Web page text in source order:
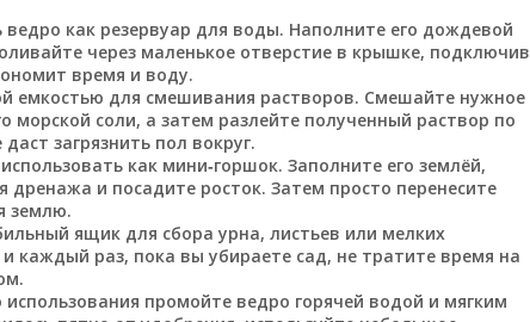
как резервуар для воды. Наполните его дождевой
через маленькое отверстие в крышке, подключив
время и воду.
емкостью для смешивания растворов. Смешайте нужное
морской соли, а затем разлейте полученный раствор по
загрязнить пол вокруг.
как мини‑горшок. Заполните его землёй,
дренажа и посадите росток. Затем просто перенесите
землю.
ящик для сбора урна, листьев или мелких
каждый раз, пока вы убираете сад, не тратите время на
промойте ведро горячей водой и мягким